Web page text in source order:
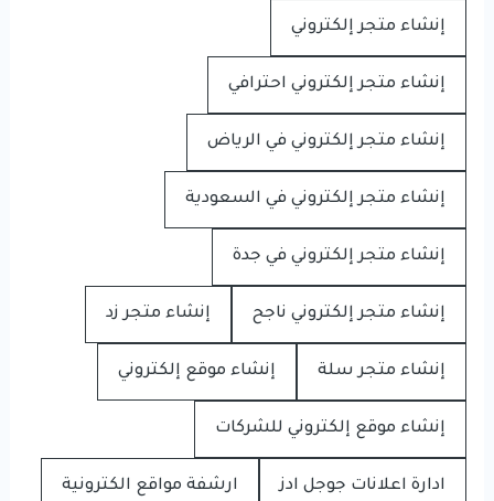
إنشاء متجر إلكتروني
إنشاء متجر إلكتروني احترافي
إنشاء متجر إلكتروني في الرياض
إنشاء متجر إلكتروني في السعودية
إنشاء متجر إلكتروني في جدة
إنشاء متجر إلكتروني ناجح إنشاء متجر زد
إنشاء متجر سلة إنشاء موقع إلكتروني
إنشاء موقع إلكتروني للشركات
ادارة اعلانات جوجل ادز ارشفة مواقع الكترونية